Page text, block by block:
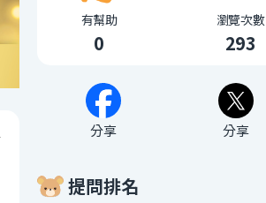
有幫助
0
瀏覽次數
293
分享 分享
提問排名